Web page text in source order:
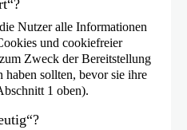
Nutzer alle Informationen
und cookiefreier
Zweck der Bereitstellung
haben sollten, bevor sie ihre
1 oben).